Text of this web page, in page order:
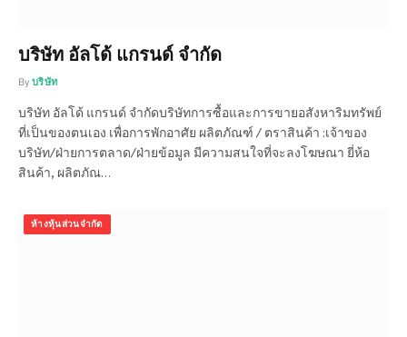
บริษัท อัลโด้ แกรนด์ จำกัด
By บริษัท
บริษัท อัลโด้ แกรนด์ จำกัดบริษัทการซื้อและการขายอสังหาริมทรัพย์
ที่เป็นของตนเอง เพื่อการพักอาศัย ผลิตภัณฑ์ / ตราสินค้า :เจ้าของ
บริษัท/ฝ่ายการตลาด/ฝ่ายข้อมูล มีความสนใจที่จะลงโฆษณา ยี่ห้อ
สินค้า, ผลิตภัณ…
ห้างหุ้นส่วนจำกัด